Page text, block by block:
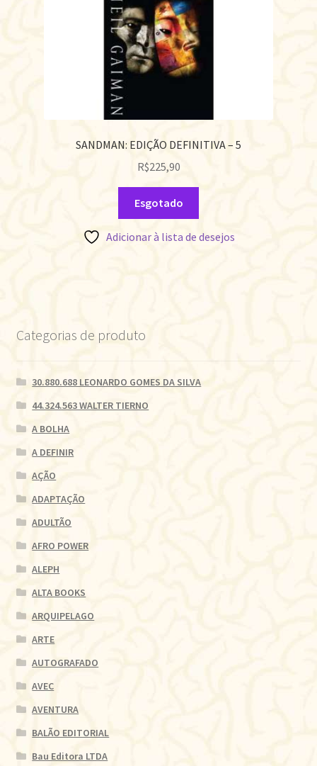
SANDMAN: EDIÇÃO DEFINITIVA – 5
R$225,90
Esgotado
Adicionar à lista de desejos
Categorias de produto
30.880.688 LEONARDO GOMES DA SILVA
44.324.563 WALTER TIERNO
A BOLHA
A DEFINIR
AÇÃO
ADAPTAÇÃO
ADULTÃO
AFRO POWER
ALEPH
ALTA BOOKS
ARQUIPELAGO
ARTE
AUTOGRAFADO
AVEC
AVENTURA
BALÃO EDITORIAL
Bau Editora LTDA